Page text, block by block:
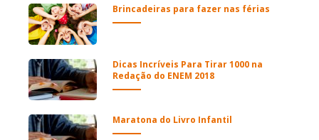
Brincadeiras para fazer nas férias
Dicas Incríveis Para Tirar 1000 na
Redação do ENEM 2018
Maratona do Livro Infantil